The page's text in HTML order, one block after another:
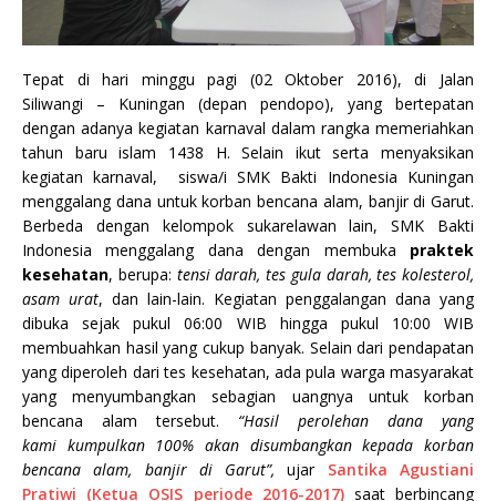
Tepat di hari minggu pagi (02 Oktober 2016), di Jalan
Siliwangi – Kuningan (depan pendopo), yang bertepatan
dengan adanya kegiatan karnaval dalam rangka memeriahkan
tahun baru islam 1438 H. Selain ikut serta menyaksikan
kegiatan karnaval, siswa/i SMK Bakti Indonesia Kuningan
menggalang dana untuk korban bencana alam, banjir di Garut.
Berbeda dengan kelompok sukarelawan lain, SMK Bakti
Indonesia menggalang dana dengan membuka praktek
kesehatan, berupa: tensi darah, tes gula darah, tes kolesterol,
asam urat, dan lain-lain. Kegiatan penggalangan dana yang
dibuka sejak pukul 06:00 WIB hingga pukul 10:00 WIB
membuahkan hasil yang cukup banyak. Selain dari pendapatan
yang diperoleh dari tes kesehatan, ada pula warga masyarakat
yang menyumbangkan sebagian uangnya untuk korban
bencana alam tersebut. “Hasil perolehan dana yang
kami kumpulkan 100% akan disumbangkan kepada korban
bencana alam, banjir di Garut”, ujar Santika Agustiani
Pratiwi (Ketua OSIS periode 2016-2017)saat berbincang